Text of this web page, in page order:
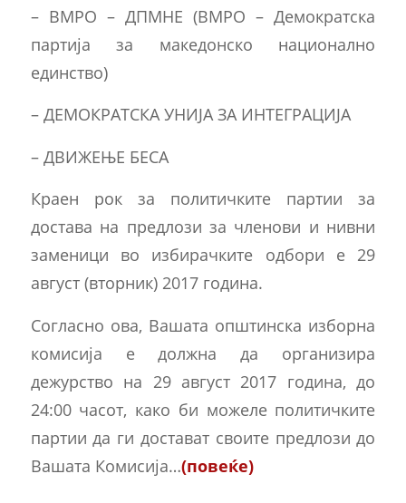
– ВМРО – ДПМНЕ (ВМРО – Демократска
партија за македонско национално
единство)
– ДЕМОКРАТСКА УНИЈА ЗА ИНТЕГРАЦИЈА
– ДВИЖЕЊЕ БЕСА
Краен рок за политичките партии за
достава на предлози за членови и нивни
заменици во избирачките одбори е 29
август (вторник) 2017 година.
Согласно ова, Вашата општинска изборна
комисија е должна да организира
дежурство на 29 август 2017 година, до
24:00 часот, како би можеле политичките
партии да ги достават своите предлози до
Вашата Комисија…(повеќе)